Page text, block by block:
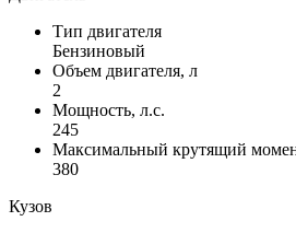
Тип двигателя
Бензиновый
Объем двигателя, л
2
Мощность, л.с.
245
Максимальный крутящий
380
Кузов